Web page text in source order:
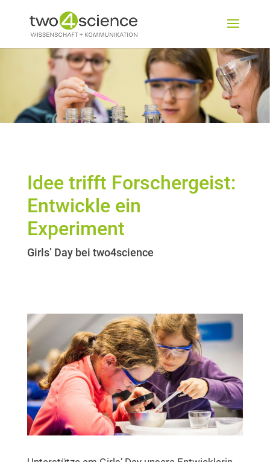
Idee trifft Forschergeist:
Entwickle ein
Experiment
Girls’ Day bei two4science